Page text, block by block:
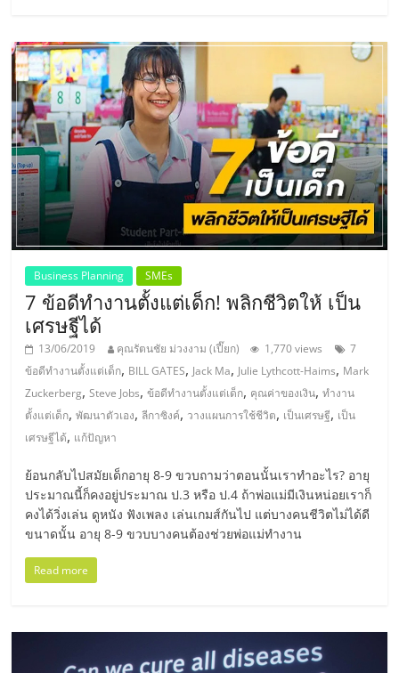
ไชส์,
ที่
ปรึกษา
แฟ
รน
ไชส์,
รวม
แฟ
รน
ไชส์
ขาย
Business Planning SMEs
7 ข้อดีทำงานตั้งแต่เด็ก! พลิกชีวิตให้ เป็น
เศรษฐีได้
13/06/2019 คุณรัตนชัย ม่วงงาม (เปี๊ยก) 1,770 views
7
ข้อดีทำงานตั้งแต่เด็ก, BILL GATES, Jack Ma, Julie Lythcott-Haims, Mark
Zuckerberg,Steve Jobs,ข้อดีทำงานตั้งแต่เด็ก, คุณค่าของเงิน,ทำงาน
ตั้งแต่เด็ก,พัฒนาตัวเอง,ลีกาซิงค์, วางแผนการใช้ชีวิต, เป็นเศรษฐี, เป็น
เศรษฐีได้, แก้ปัญหา
ย้อนกลับไปสมัยเด็กอายุ 8-9 ขวบถามว่าตอนนั้นเราทำอะไร? อายุ
ประมาณนี้ก็คงอยู่ประมาณ ป.3 หรือ ป.4 ถ้าพ่อแม่มีเงินหน่อยเราก็
คงได้วิ่งเล่น ดูหนัง ฟังเพลง เล่นเกมส์กันไป แต่บางคนชีวิตไม่ได้ดี
ขนาดนั้น อายุ 8-9 ขวบบางคนต้องช่วยพ่อแม่ทำงาน
Read more